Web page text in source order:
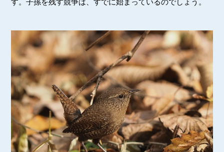
す。子孫を残す競争は、すでに始まっているのでしょう。